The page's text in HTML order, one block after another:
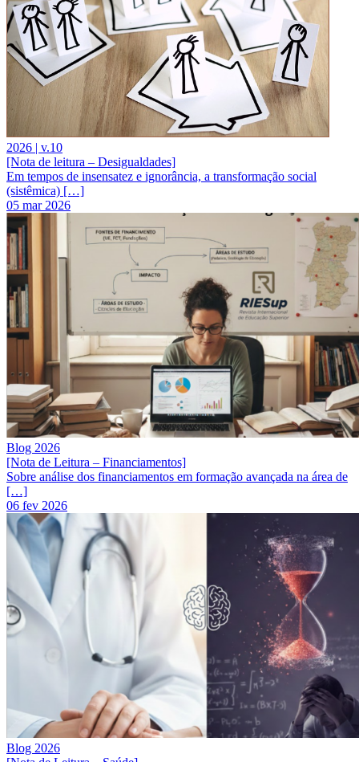
2026 | v.10
[Nota de leitura – Desigualdades]
Em tempos de insensatez e ignorância, a transformação social
(sistêmica) […]
05 mar 2026
Blog 2026
[Nota de Leitura – Financiamentos]
Sobre análise dos financiamentos em formação avançada na área de
[…]
06 fev 2026
Blog 2026